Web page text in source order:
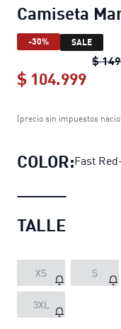
Camiseta
-30% SALE
$
$ 104.999
(precio sin impuestos
COLOR:Fast
TALLE
XS S
3XL